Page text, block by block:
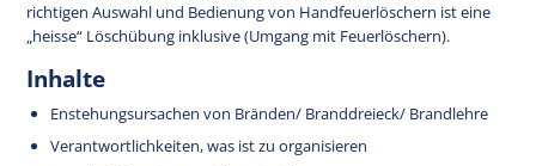
richtigen Auswahl und Bedienung von Handfeuerlöschern ist eine
„heisse“ Löschübung inklusive (Umgang mit Feuerlöschern).
Inhalte
Enstehungsursachen von Bränden/ Branddreieck/ Brandlehre
Verantwortlichkeiten, was ist zu organisieren